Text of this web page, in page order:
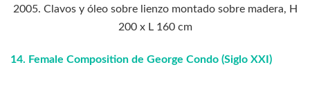
2005. Clavos y óleo sobre lienzo montado sobre madera, H
200 x L 160 cm
14. Female Composition de George Condo (Siglo XXI)